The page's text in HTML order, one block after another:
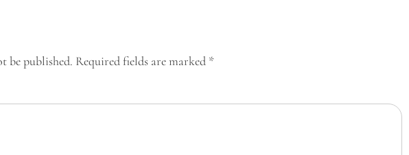
be published. Required fields are marked *